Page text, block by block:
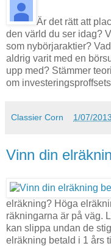
Är det rätt att
den värld du ser idag?
som nybörjaraktier?
aldrig varit med en
upp med? Stämmer
om
Classier Corn 1/07/2013
Vinn din
elräkning? Höga
räkningarna är på väg.
kan slippa undan de
elräkning betald i 1 års